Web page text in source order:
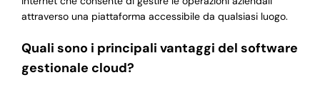
attraverso una piattaforma accessibile da qualsiasi luogo.
Quali sono i principali vantaggi del software
gestionale cloud?